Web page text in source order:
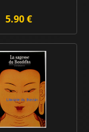
5.90 €